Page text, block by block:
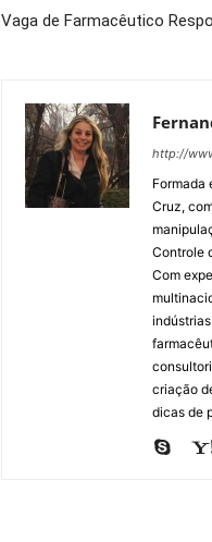
Vaga de Farmacêutico
http://
Formada
Cruz,
Controle
Com
criação
dicas de